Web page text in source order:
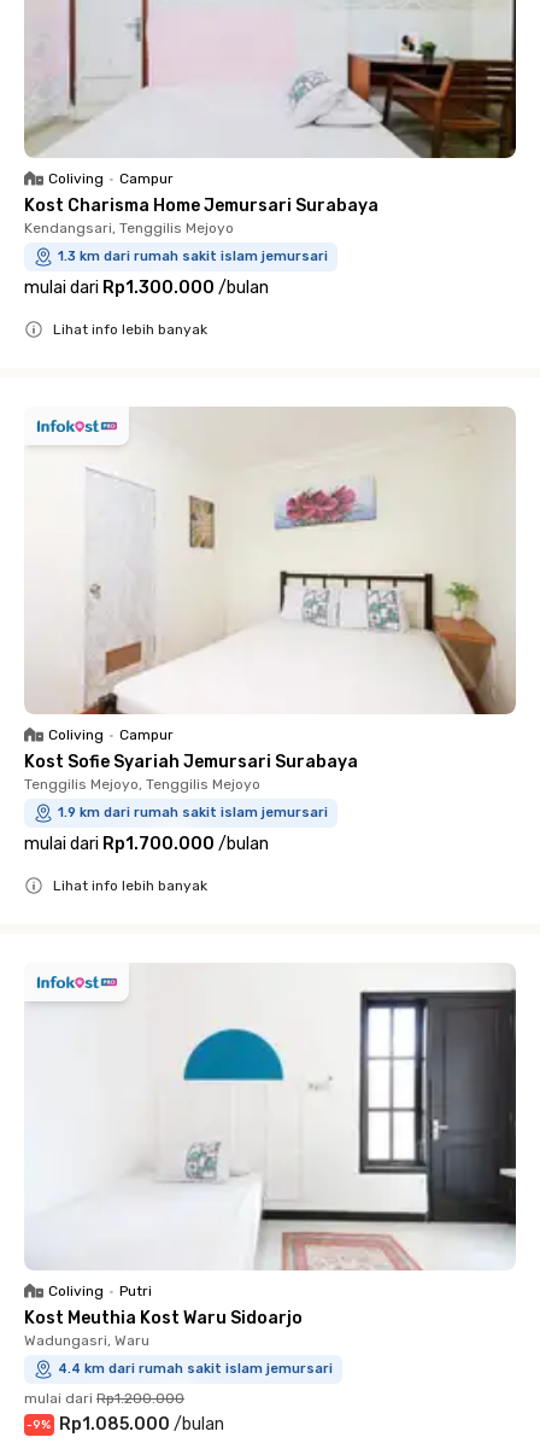
Coliving • Campur
Kost Charisma Home Jemursari Surabaya
Kendangsari, Tenggilis Mejoyo
1.3 km dari rumah sakit islam jemursari
mulai dari Rp1.300.000 /bulan
Lihat info lebih banyak
Coliving • Campur
Kost Sofie Syariah Jemursari Surabaya
Tenggilis Mejoyo, Tenggilis Mejoyo
1.9 km dari rumah sakit islam jemursari
mulai dari Rp1.700.000 /bulan
Lihat info lebih banyak
Coliving • Putri
Kost Meuthia Kost Waru Sidoarjo
Wadungasri, Waru
4.4 km dari rumah sakit islam jemursari
mulai dari Rp1.200.000
-9% Rp1.085.000 /bulan